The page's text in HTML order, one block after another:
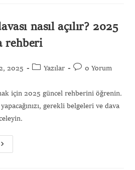
nasıl açılır? 2025
rehberi
2025 Yazılar 0 Yorum
için 2025 güncel rehberini öğrenin.
gerekli belgeleri ve dava